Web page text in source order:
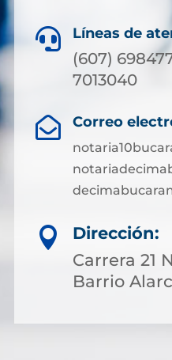
 Líneas de
(607)
7013040
 Correo

Dirección:
Carrera 21
Barrio